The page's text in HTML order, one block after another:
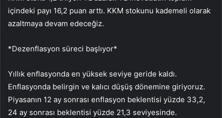
içindeki payı 16,2 puan arttı. KKM stokunu kademeli olarak
azaltmaya devam edeceğiz.
*Dezenflasyon süreci başlıyor*
Yıllık enflasyonda en yüksek seviye geride kaldı.
Enflasyonda belirgin ve kalıcı düşüş dönemine giriyoruz.
Piyasanın 12 ay sonrası enflasyon beklentisi yüzde 33,2,
24 ay sonrası beklentisi yüzde 21,3 seviyesinde.